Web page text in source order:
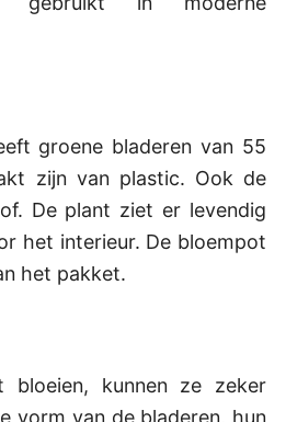
groene bladeren van 55
zijn van plastic. Ook de
De plant ziet er levendig
het interieur. De bloempot
het pakket.
bloeien, kunnen ze zeker
vorm van de bladeren, hun